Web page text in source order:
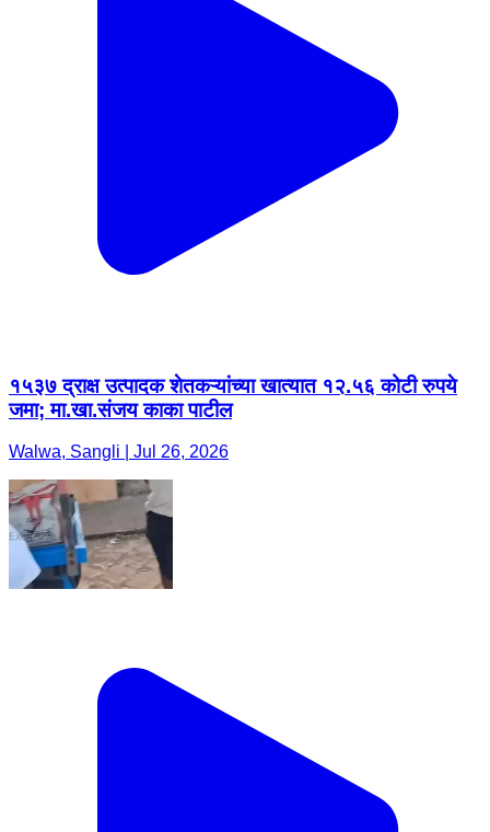
​१५३७ द्राक्ष उत्पादक शेतकऱ्यांच्या खात्यात १२.५६ कोटी रुपये
जमा; मा.खा.संजय काका पाटील
Walwa, Sangli | Jul 26, 2026